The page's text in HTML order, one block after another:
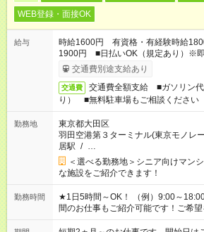
WEB登録・面接OK
給与
時給1600円 有資格・有経験時給
1900円 ■日払いOK（規定あり）※
交通費別途支給あり
交通費
交通費全額支給 ■ガソリン
り） ■無料駐車場もご相談ください
勤務地
東京都大田区
羽田空港第３ターミナル(東京モノレ
居駅 / …
＜選べる勤務地＞シニア向けマ
な施設をご紹介できます！
勤務時間
★1日5時間～OK！ （例）9:00～
間のお仕事もご紹介可能です！ご希
家庭の都合でお休みが必要な場合も